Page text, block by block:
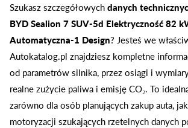
Szukasz szczegółowychdanych
BYD Sealion 7 SUV-5d Elektryczność 82
Automatyczna-1 Design? Jesteś we
Autokatalog.pl znajdziesz kompletne
od parametrów silnika, przez osiągi i
realne zużycie paliwa i emisję CO₂. To
zarówno dla osób planujących zakup auta,
motoryzacji szukających rzetelnych danych